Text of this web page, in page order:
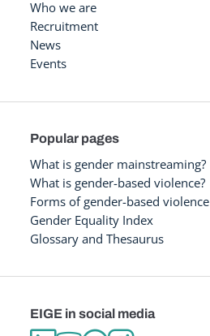
Who we are
Recruitment
News
Events
Popular pages
What is gender mainstreaming?
What is gender-based violence?
Forms of gender-based violence
Gender Equality Index
Glossary and Thesaurus
EIGE in social media